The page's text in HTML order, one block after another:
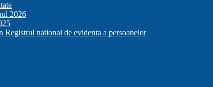
2026
national de evidenta a persoanelor